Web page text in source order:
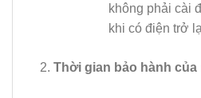
không phải cài
khi có điện trở
Thời gian bảo hành của